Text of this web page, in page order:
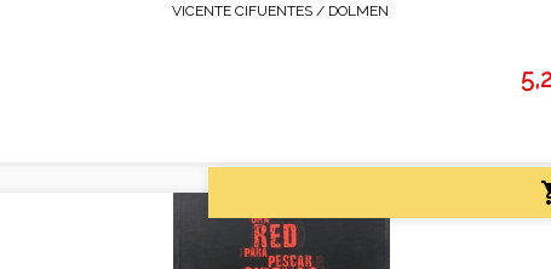
VICENTE CIFUENTES / DOLMEN